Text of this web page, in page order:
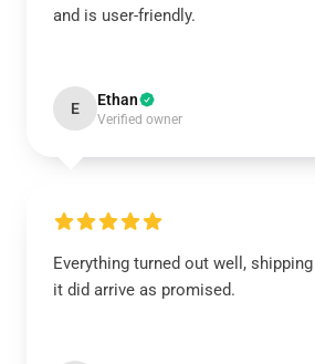
and is user-friendly.
E Ethan
Verified owner
Everything turned out well,
it did arrive as promised.